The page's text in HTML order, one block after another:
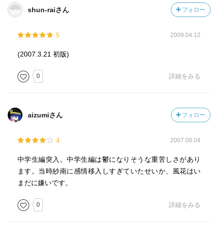
shun-raiさん フォロー
5 2009.04.12
(2007.3.21 初版)
0 詳細をみる
aizumiさん フォロー
4 2007.08.04
中学生編突入。中学生編は鬱になりそうな重苦しさがあり
ます。当時紗南に感情移入しすぎていたせいか、風花はい
まだに嫌いです。
0 詳細をみる